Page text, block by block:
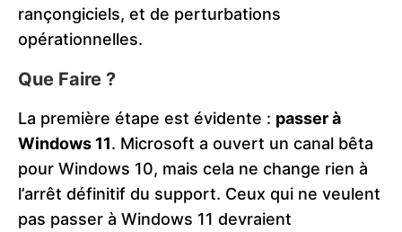
rançongiciels, et de perturbations
opérationnelles​.
Que Faire ?
La première étape est évidente : passer à
Windows 11. Microsoft a ouvert un canal bêta
pour Windows 10, mais cela ne change rien à
l’arrêt définitif du support. Ceux qui ne veulent
pas passer à Windows 11 devraient